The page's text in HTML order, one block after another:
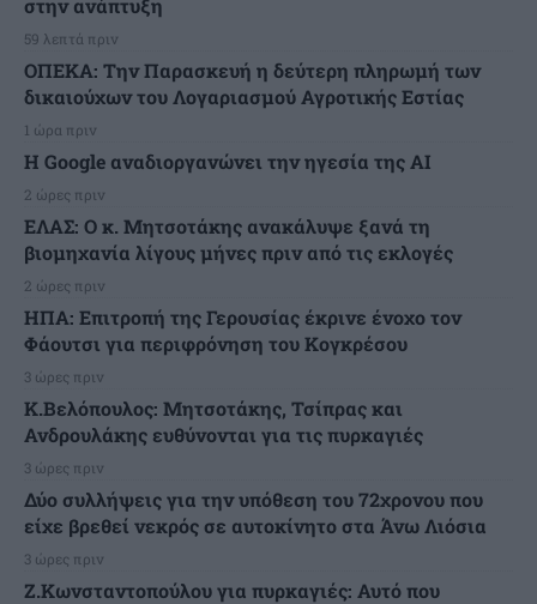
στην ανάπτυξη
59 λεπτά πριν
ΟΠΕΚΑ: Την Παρασκευή η δεύτερη πληρωμή των
δικαιούχων του Λογαριασμού Αγροτικής Εστίας
1 ώρα πριν
H Google αναδιοργανώνει την ηγεσία της AI
2 ώρες πριν
ΕΛΑΣ: Ο κ. Μητσοτάκης ανακάλυψε ξανά τη
βιομηχανία λίγους μήνες πριν από τις εκλογές
2 ώρες πριν
ΗΠΑ: Επιτροπή της Γερουσίας έκρινε ένοχο τον
Φάουτσι για περιφρόνηση του Κογκρέσου
3 ώρες πριν
K.Βελόπουλος: Μητσοτάκης, Τσίπρας και
Ανδρουλάκης ευθύνονται για τις πυρκαγιές
3 ώρες πριν
Δύο συλλήψεις για την υπόθεση του 72χρονου που
είχε βρεθεί νεκρός σε αυτοκίνητο στα Άνω Λιόσια
3 ώρες πριν
Ζ.Κωνσταντοπούλου για πυρκαγιές: Αυτό που